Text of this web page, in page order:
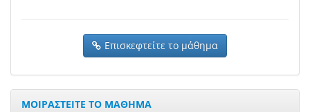
Επισκεφτείτε το μάθημα
ΜΟΙΡΑΣΤΕΙΤΕ ΤΟ ΜΑΘΗΜΑ